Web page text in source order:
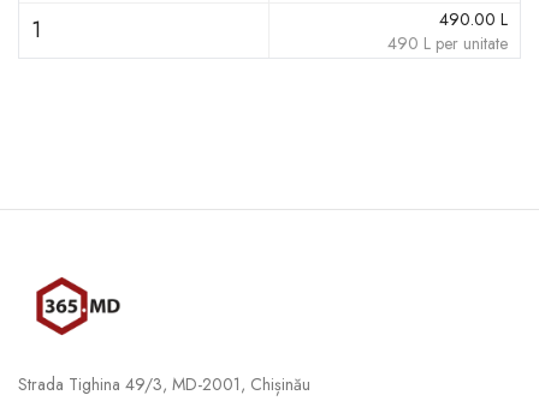
1 490.00 L
490 L per unitate
Strada Tighina 49/3, MD-2001, Chișinău